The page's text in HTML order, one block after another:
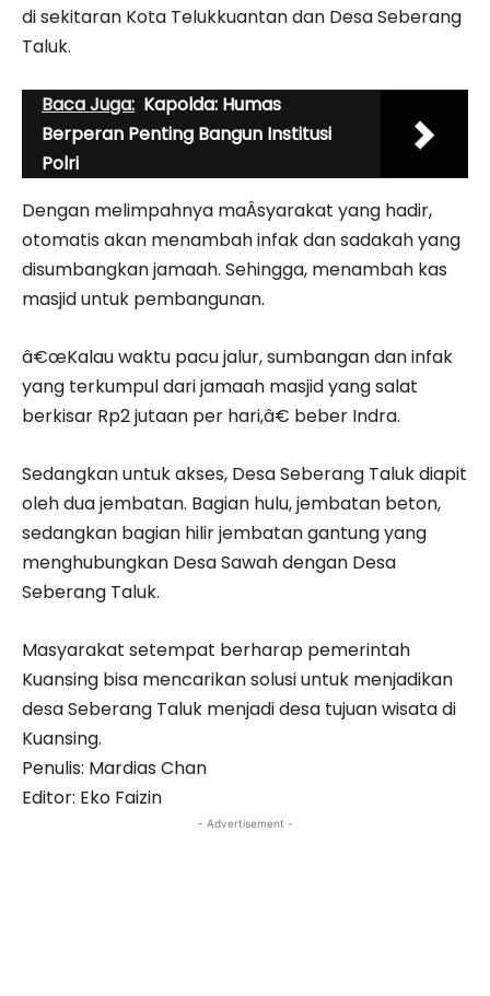
di sekitaran Kota Telukkuantan dan Desa Seberang
Taluk.
Baca Juga: Kapolda: Humas
Berperan Penting Bangun Institusi
Polri
Dengan melimpahnya maÂ­syarakat yang hadir,
otomatis akan menambah infak dan sadakah yang
disumbangkan jamaah. Sehingga, menambah kas
masjid untuk pembangunan.
â€œKalau waktu pacu jalur, sumbangan dan infak
yang terkumpul dari jamaah masjid yang salat
berkisar Rp2 jutaan per hari,â€ beber Indra.
Sedangkan untuk akses, Desa Seberang Taluk diapit
oleh dua jembatan. Bagian hulu, jembatan beton,
sedangkan bagian hilir jembatan gantung yang
menghubungkan Desa Sawah dengan Desa
Seberang Taluk.
Masyarakat setempat berharap pemerintah
Kuansing bisa mencarikan solusi untuk menjadikan
desa Seberang Taluk menjadi desa tujuan wisata di
Kuansing.
Penulis: Mardias Chan
Editor: Eko Faizin
- Advertisement -